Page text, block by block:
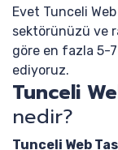
Evet Tunceli
sektörünüzü ve
göre en fazla 5-7
ediyoruz.
Tunceli
nedir?
Tunceli Web